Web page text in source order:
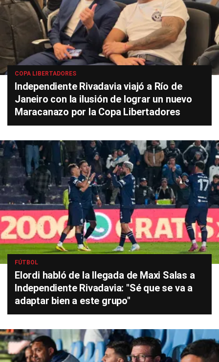
COPA LIBERTADORES
Independiente Rivadavia viajó a Río de
Janeiro con la ilusión de lograr un nuevo
Maracanazo por la Copa Libertadores
FÚTBOL
Elordi habló de la llegada de Maxi Salas a
Independiente Rivadavia: "Sé que se va a
adaptar bien a este grupo"